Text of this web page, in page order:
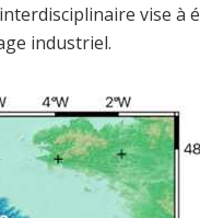
vise à
industriel.